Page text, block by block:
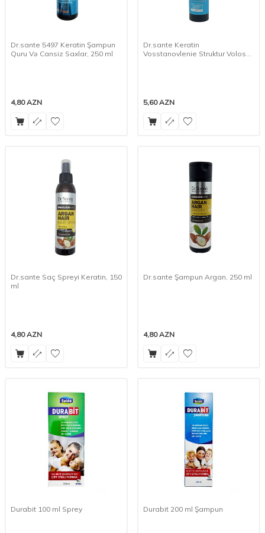
Dr.sante 5497 Keratin Şampun
Quru Və Cansiz Saxlar, 250 ml
4,80AZN
Dr.sante Keratin
Vosstanovlenie Struktur Volos
5,60AZN
Dr.sante Saç Spreyi Keratin, 150
ml
4,80AZN
Dr.sante Şampun Argan, 250 ml
4,80AZN
Durabit 100 ml Sprey Durabit 200 ml Şampun